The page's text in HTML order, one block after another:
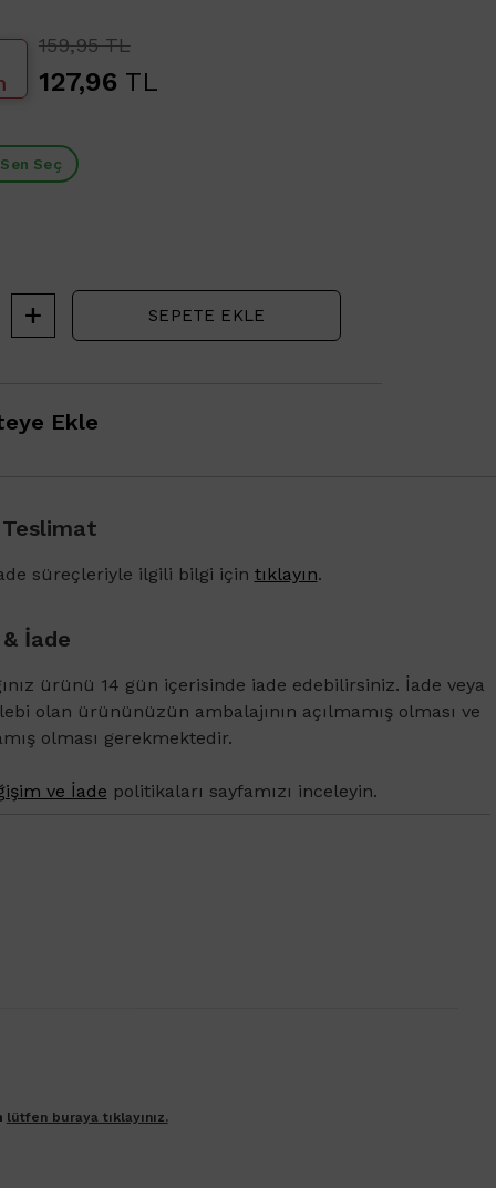
159,95 TL
127,96 TL
Seç
SEPETE EKLE
Ekle
1500 TL ve üzeri alışverişlerinizde Vichy Dercos
süreçleriyle ilgili bilgi için tıklayın.
İade
ürünü 14 gün içerisinde iade edebilirsiniz. İade veya
olan ürününüzün ambalajının açılmamış olması ve
olması gerekmektedir.
ve İade politikaları sayfamızı inceleyin.
lütfen buraya tıklayınız.